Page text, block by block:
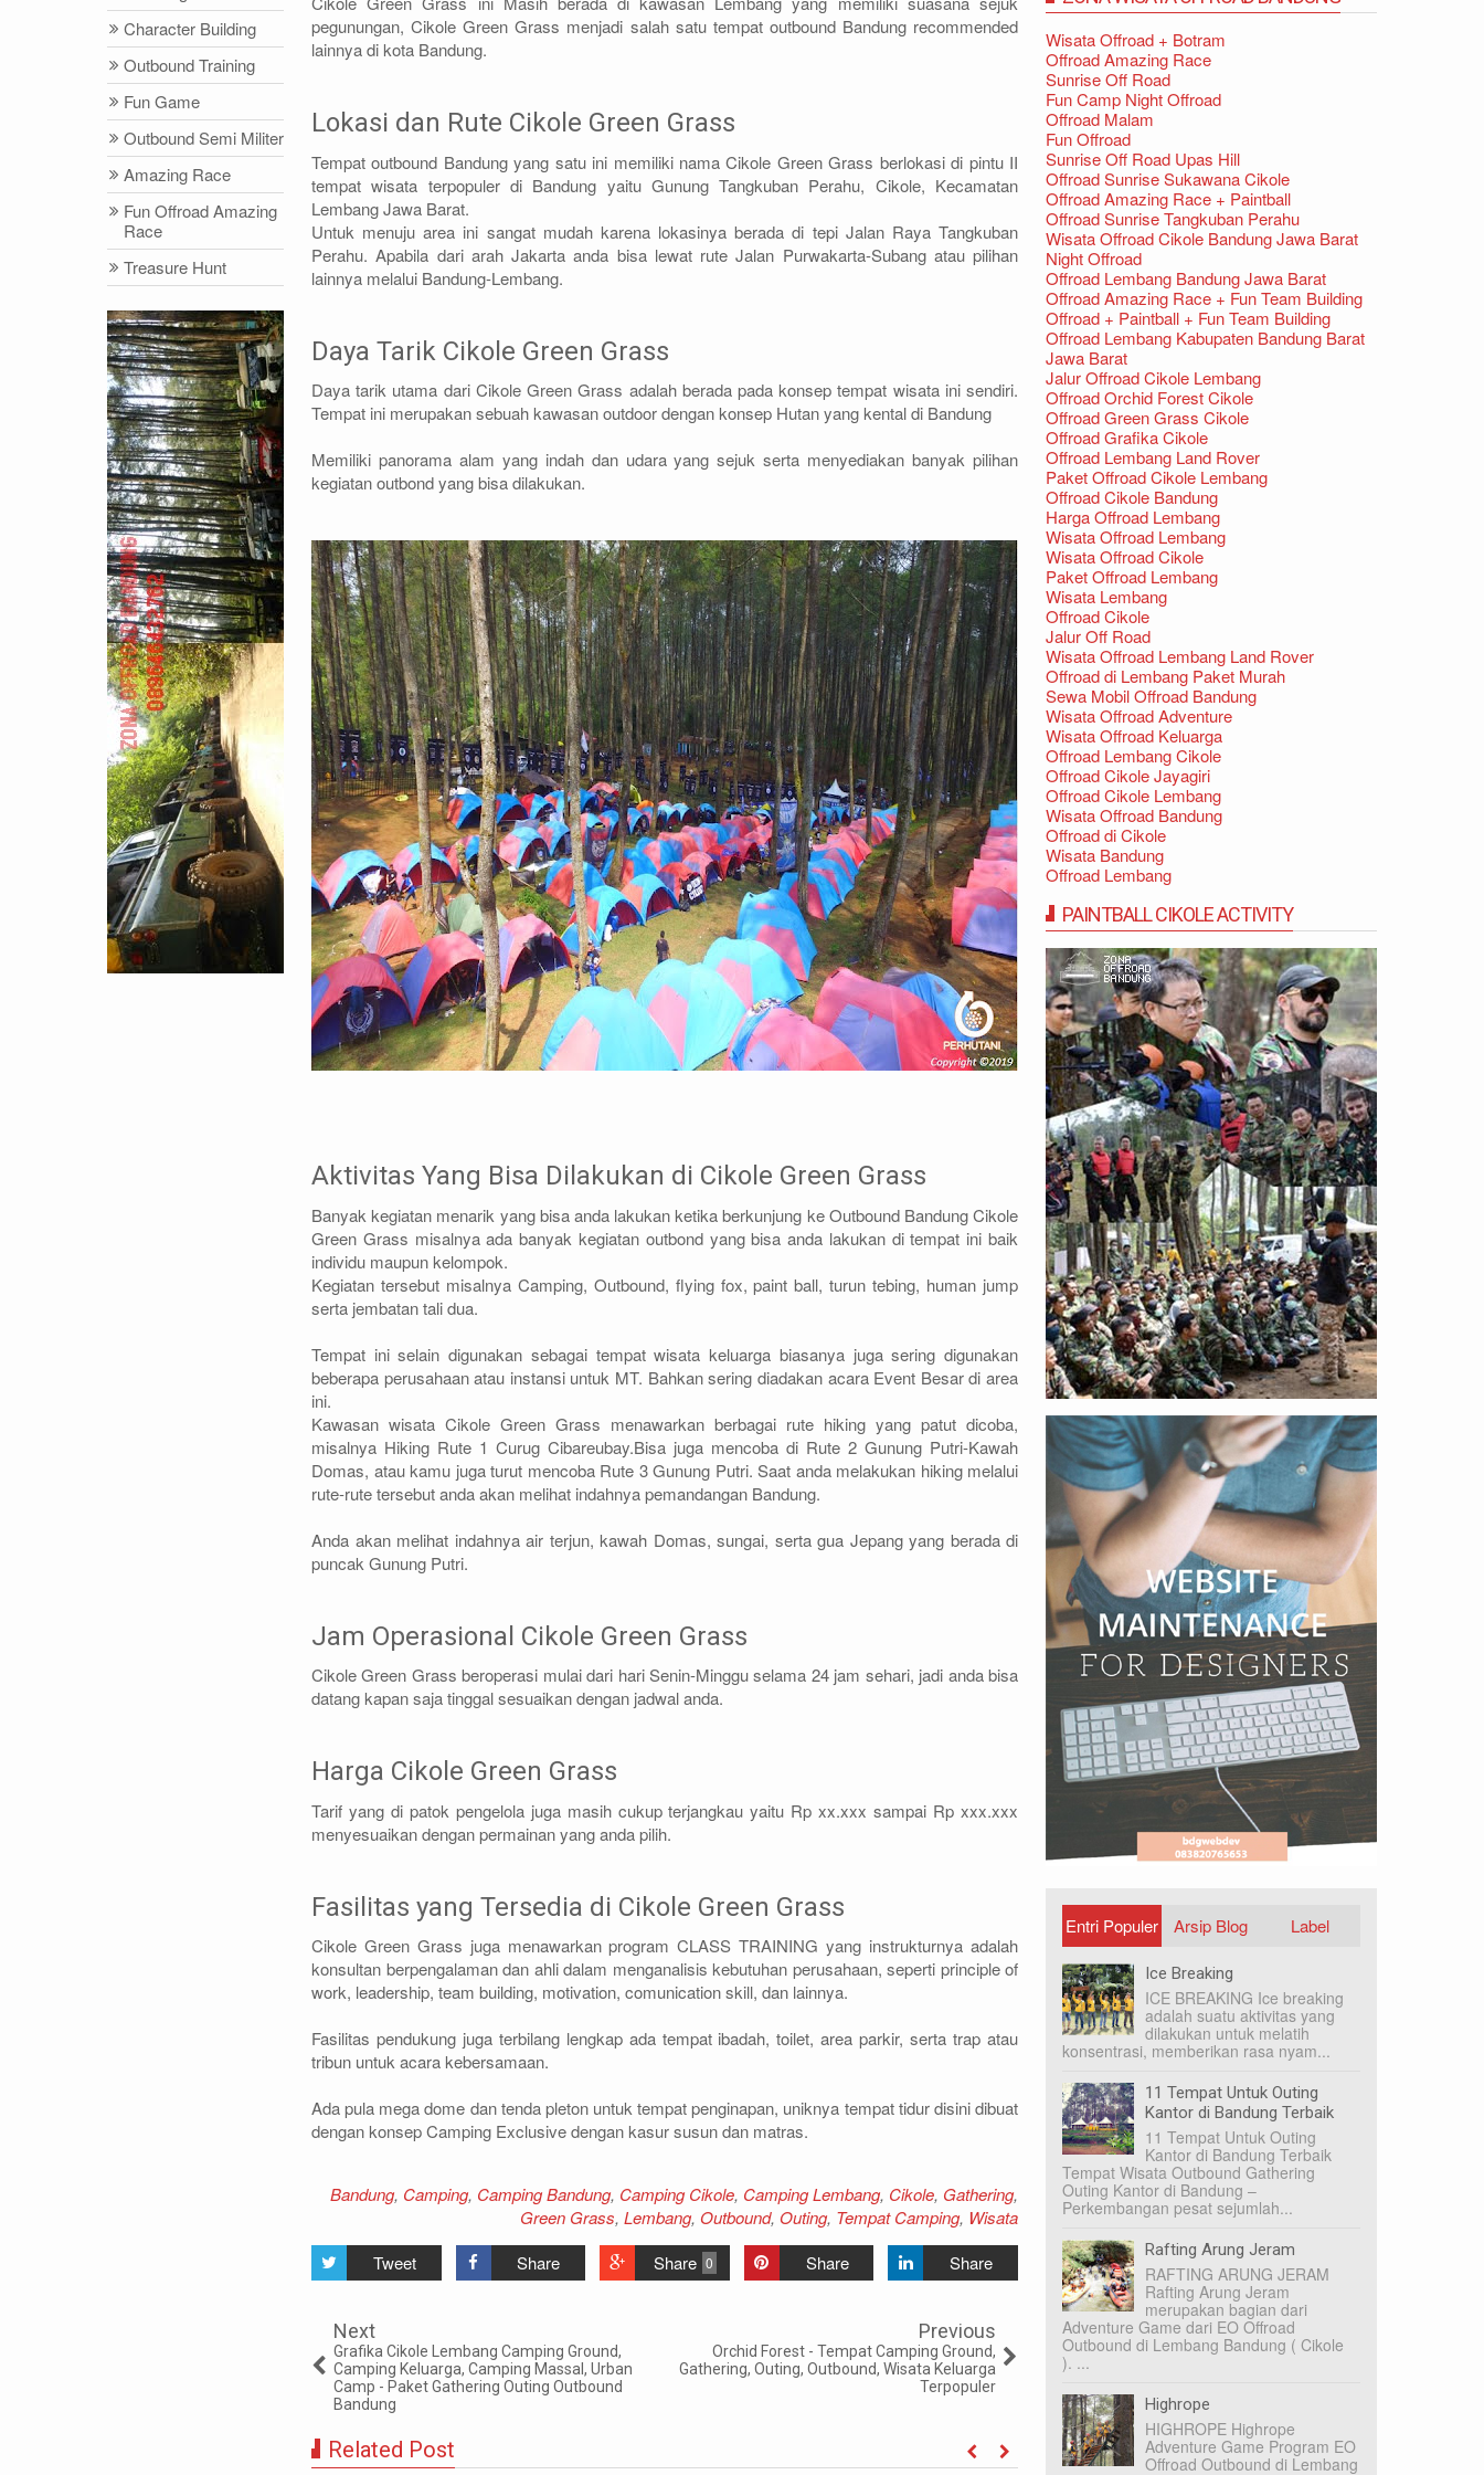
pegunungan, Cikole Green Grass menjadi salah satu tempat outbound Bandung recommended
lainnya di kota Bandung.
Lokasi dan Rute Cikole Green Grass
Tempat outbound Bandung yang satu ini memiliki nama Cikole Green Grass berlokasi di pintu II
tempat wisata terpopuler di Bandung yaitu Gunung Tangkuban Perahu, Cikole, Kecamatan
Lembang Jawa Barat.
Untuk menuju area ini sangat mudah karena lokasinya berada di tepi Jalan Raya Tangkuban
Perahu. Apabila dari arah Jakarta anda bisa lewat rute Jalan Purwakarta-Subang atau pilihan
lainnya melalui Bandung-Lembang.
Daya Tarik Cikole Green Grass
Daya tarik utama dari Cikole Green Grass adalah berada pada konsep tempat wisata ini sendiri.
Tempat ini merupakan sebuah kawasan outdoor dengan konsep Hutan yang kental di Bandung
Memiliki panorama alam yang indah dan udara yang sejuk serta menyediakan banyak pilihan
kegiatan outbond yang bisa dilakukan.
Aktivitas Yang Bisa Dilakukan di Cikole Green Grass
Banyak kegiatan menarik yang bisa anda lakukan ketika berkunjung ke Outbound Bandung Cikole
Green Grass misalnya ada banyak kegiatan outbond yang bisa anda lakukan di tempat ini baik
individu maupun kelompok.
Kegiatan tersebut misalnya Camping, Outbound, flying fox, paint ball, turun tebing, human jump
serta jembatan tali dua.
Tempat ini selain digunakan sebagai tempat wisata keluarga biasanya juga sering digunakan
beberapa perusahaan atau instansi untuk MT. Bahkan sering diadakan acara Event Besar di area
ini.
Kawasan wisata Cikole Green Grass menawarkan berbagai rute hiking yang patut dicoba,
misalnya Hiking Rute 1 Curug Cibareubay.Bisa juga mencoba di Rute 2 Gunung Putri-Kawah
Domas, atau kamu juga turut mencoba Rute 3 Gunung Putri. Saat anda melakukan hiking melalui
rute-rute tersebut anda akan melihat indahnya pemandangan Bandung.
Anda akan melihat indahnya air terjun, kawah Domas, sungai, serta gua Jepang yang berada di
puncak Gunung Putri.
Jam Operasional Cikole Green Grass
Cikole Green Grass beroperasi mulai dari hari Senin-Minggu selama 24 jam sehari, jadi anda bisa
datang kapan saja tinggal sesuaikan dengan jadwal anda.
Harga Cikole Green Grass
Tarif yang di patok pengelola juga masih cukup terjangkau yaitu Rp xx.xxx sampai Rp xxx.xxx
menyesuaikan dengan permainan yang anda pilih.
Fasilitas yang Tersedia di Cikole Green Grass
Cikole Green Grass juga menawarkan program CLASS TRAINING yang instrukturnya adalah
konsultan berpengalaman dan ahli dalam menganalisis kebutuhan perusahaan, seperti principle of
work, leadership, team building, motivation, comunication skill, dan lainnya.
Fasilitas pendukung juga terbilang lengkap ada tempat ibadah, toilet, area parkir, serta trap atau
tribun untuk acara kebersamaan.
Ada pula mega dome dan tenda pleton untuk tempat penginapan, uniknya tempat tidur disini dibuat
dengan konsep Camping Exclusive dengan kasur susun dan matras.
Bandung, Camping, Camping Bandung, Camping Cikole, Camping Lembang, Cikole, Gathering,
Green Grass, Lembang, Outbound, Outing, Tempat Camping, Wisata
Tweet
Share 0
Share Share Share
Next
Grafika Cikole Lembang Camping Ground,
Camping Keluarga, Camping Massal, Urban
Camp - Paket Gathering Outing Outbound
Bandung
Previous
Orchid Forest - Tempat Camping Ground,
Gathering, Outing, Outbound, Wisata Keluarga
Terpopuler
Related Post
Wisata Offroad + Botram
Offroad Amazing Race
Sunrise Off Road
Fun Camp Night Offroad
Offroad Malam
Fun Offroad
Sunrise Off Road Upas Hill
Offroad Sunrise Sukawana Cikole
Offroad Amazing Race + Paintball
Offroad Sunrise Tangkuban Perahu
Wisata Offroad Cikole Bandung Jawa Barat
Night Offroad
Offroad Lembang Bandung Jawa Barat
Offroad Amazing Race + Fun Team Building
Offroad + Paintball + Fun Team Building
Offroad Lembang Kabupaten Bandung Barat
Jawa Barat
Jalur Offroad Cikole Lembang
Offroad Orchid Forest Cikole
Offroad Green Grass Cikole
Offroad Grafika Cikole
Offroad Lembang Land Rover
Paket Offroad Cikole Lembang
Offroad Cikole Bandung
Harga Offroad Lembang
Wisata Offroad Lembang
Wisata Offroad Cikole
Paket Offroad Lembang
Wisata Lembang
Offroad Cikole
Jalur Off Road
Wisata Offroad Lembang Land Rover
Offroad di Lembang Paket Murah
Sewa Mobil Offroad Bandung
Wisata Offroad Adventure
Wisata Offroad Keluarga
Offroad Lembang Cikole
Offroad Cikole Jayagiri
Offroad Cikole Lembang
Wisata Offroad Bandung
Offroad di Cikole
Wisata Bandung
Offroad Lembang
PAINTBALL CIKOLE ACTIVITY
Entri Populer Arsip Blog Label
Ice Breaking
ICE BREAKING Ice breaking
adalah suatu aktivitas yang
dilakukan untuk melatih
konsentrasi, memberikan rasa nyam...
11 Tempat Untuk Outing
Kantor di Bandung Terbaik
11 Tempat Untuk Outing
Kantor di Bandung Terbaik
Tempat Wisata Outbound Gathering
Outing Kantor di Bandung –
Perkembangan pesat sejumlah...
Rafting Arung Jeram
RAFTING ARUNG JERAM
Rafting Arung Jeram
merupakan bagian dari
Adventure Game dari EO Offroad
Outbound di Lembang Bandung ( Cikole
). ...
Highrope
HIGHROPE Highrope
Adventure Game Program EO
Offroad Outbound di Lembang
Character Building
Outbound Training
Fun Game
Outbound Semi Militer
Amazing Race
Fun Offroad Amazing
Race
Treasure Hunt